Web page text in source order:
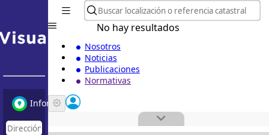
Informe Urbanístico
No hay resultados
Nosotros
Noticias
Publicaciones
Normativas